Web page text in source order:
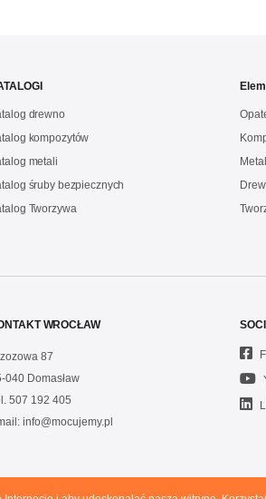
drewno
kompozytów
metali
śruby bezpiecznych
Tworzywa
Metal
WROCŁAW
87
040 Domasław
507 192 405
info@mocujemy.pl